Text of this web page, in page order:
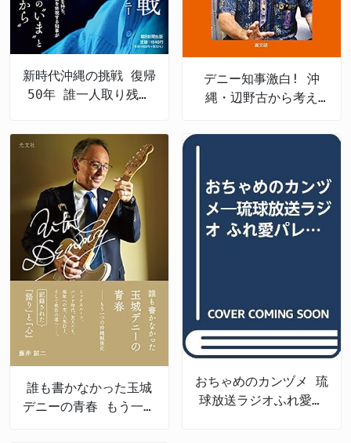
新時代沖縄の挑戦 復帰
50年 誰一人取り残さ
デニー知事激白! 沖
縄・辺野古から考え
誰も書かなかった玉城
デニーの青春 もう一つ
おちゃめのカンヅメ 琉
球放送ラジオふれ愛パ